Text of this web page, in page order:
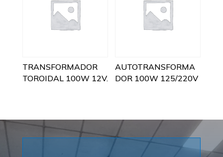
TRANSFORMADOR
TOROIDAL 100W 12V.
AUTOTRANSFORMA
DOR 100W 125/220V